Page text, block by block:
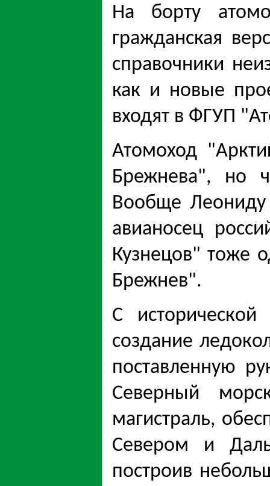
На борту
гражданская
справочники
как и новые
входят в ФГУП
Атомоход
Брежнева", но
Вообще Леониду
авианосец
Кузнецов" тоже
Брежнев".
С
создание
поставленную
Северный
магистраль,
Севером и
построив